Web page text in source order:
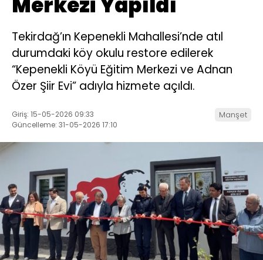
Tekirdağ’ın Kepenekli Mahallesi’nde atıl
durumdaki köy okulu restore edilerek
“Kepenekli Köyü Eğitim Merkezi ve Adnan
Özer Şiir Evi” adıyla hizmete açıldı.
Giriş: 15-05-2026 09:33
Güncelleme: 31-05-2026 17:10
Manşet